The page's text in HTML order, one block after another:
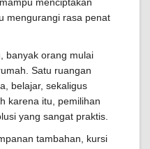
mengurangi rasa penat
banyak orang mulai
Satu ruangan
belajar, sekaligus
karena itu, pemilihan
yang sangat praktis.
tambahan, kursi